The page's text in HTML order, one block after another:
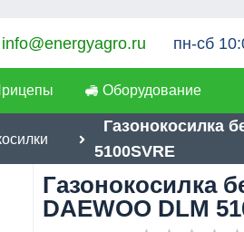
info@energyagro.ru пн-сб
Оборудование
Газонокосилка
5100SVRE
Газонокосилка
DAEWOO DLM